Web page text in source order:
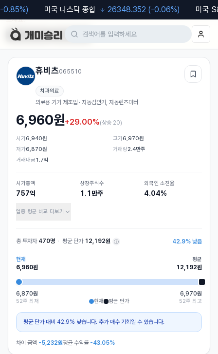
모바일 웹도 이용 가능합니다. 차트·알림 등 더 편한 기능은앱에서 이용해
보세요.
Google Play App Store
%) 미국 나스닥 종합 26348.352(-0.06%) 미국
휴비츠065510
관심
치과의료
의료용 기기 제조업 · 자동검안기, 자동렌즈미터
6,960원+29.00%(상승 20)
시가6,940원 고가6,970원
저가6,870원 거래량2.4만주
거래대금1.7억
시가총액
757억
상장주식수
1.1만주
외국인 소진율
4.04%
업종 평균 비교 더보기
총 투자자 470명 · 평균 단가 12,192원 ⓘ 42.9% 낮음
현재
6,960원
평균
12,192원
6,870원
52주 최저 현재 평균 단가
6,970원
52주 최고
평균 단가 대비 42.9% 낮습니다. 추가 매수 기회일 수 있습니다.
차이 금액 -5,232원평균 수익률 -43.05%